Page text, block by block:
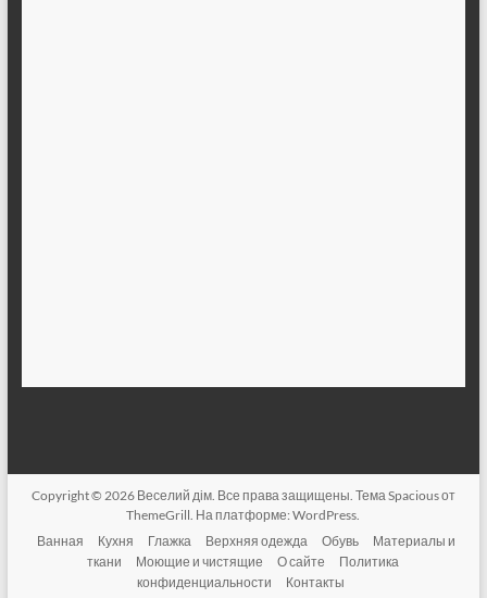
Copyright © 2026 Веселий дім. Все права защищены. Тема Spaciousот
ThemeGrill. На платформе:WordPress
Ванная
Кухня Глажка Верхняя одежда Обувь
Материалы и
ткани
Моющие и чистящие О сайте
Политика
конфиденциальности
Контакты